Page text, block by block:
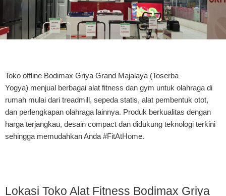
Toko offline Bodimax Griya Grand Majalaya (Toserba
Yogya) menjual berbagai alat fitness dan gym untuk olahraga di
rumah mulai dari treadmill, sepeda statis, alat pembentuk otot,
dan perlengkapan olahraga lainnya. Produk berkualitas dengan
harga terjangkau, desain compact dan didukung teknologi terkini
sehingga memudahkan Anda #FitAtHome.
Lokasi Toko Alat Fitness Bodimax Griya